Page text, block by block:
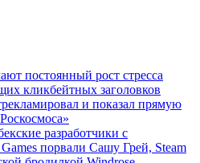
постоянный рост стресса
кликбейтных заголовков
и показал прямую
разработчики с
порвали Сашу Грей, Steam